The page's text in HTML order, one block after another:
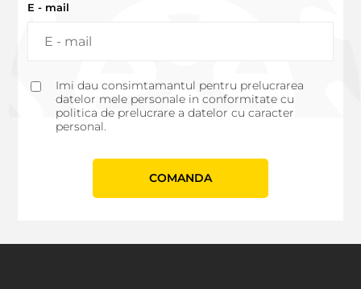
E - mail
Imi dau consimtamantul pentru prelucrarea
datelor mele personale in conformitate cu
politica de prelucrare a datelor cu caracter
personal.
СOMANDA